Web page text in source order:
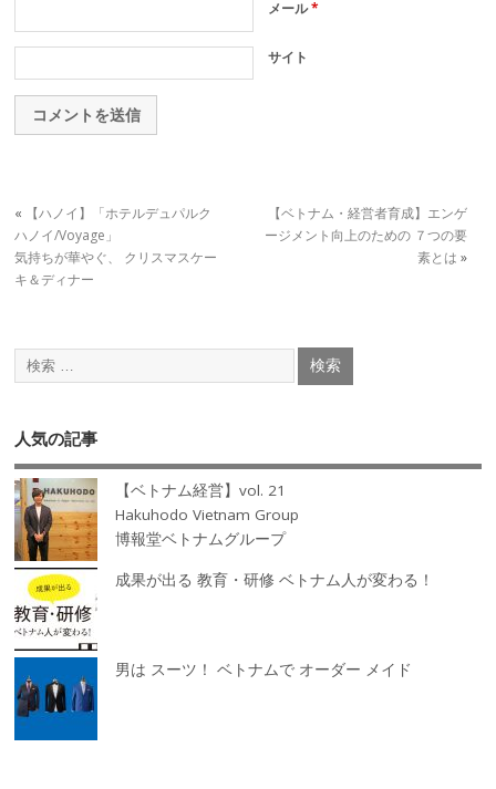
メール*
サイト
«
【ハノイ】「ホテルデュパルク
ハノイ/Voyage」
気持ちが華やぐ、 クリスマスケー
キ＆ディナー
【ベトナム・経営者育成】エンゲ
ージメント向上のための ７つの要
素とは »
人気の記事
【ベトナム経営】vol. 21
Hakuhodo Vietnam Group
博報堂ベトナムグループ
成果が出る 教育・研修 ベトナム人が変わる！
男は スーツ！ ベトナムで オーダー メイド